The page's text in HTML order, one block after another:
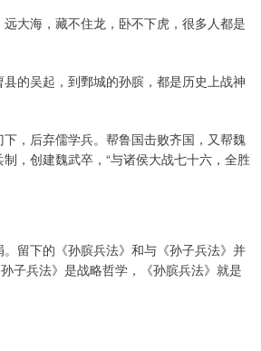
大海，藏不住龙，卧不下虎，很多人都是
的吴起，到鄄城的孙膑，都是历史上战神
，后弃儒学兵。帮鲁国击败齐国，又帮魏
，创建魏武卒，“与诸侯大战七十六，全胜
留下的《孙膑兵法》和与《孙子兵法》并
子兵法》是战略哲学，《孙膑兵法》就是